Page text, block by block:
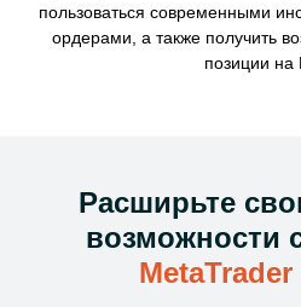
пользоваться современными
ордерами, а также получить
позиции на
Расширьте
возможности
MetaTrader